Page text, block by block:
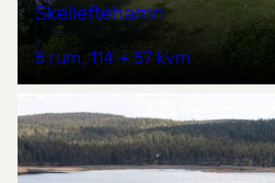
Skelleftehamn
5 rum 114 + 57 kvm